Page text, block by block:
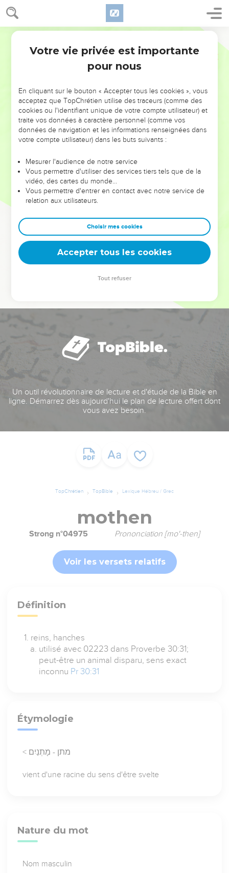
NE MANQUEZ PAS L’ÉVÉNEMENT
DE L’ANNÉE !
ET SI LEURS ERREURS POUVAIENT VOUS ÉVITER LES
VOTRES ?
leur foi ou leur vision. Mais on voit moins les doutes, les erreurs
et les saisons difficiles qu'ils ont traversés, alors même que ce
sont elles qui les ont façonnés.
Dans cette conférence, leaders, entrepreneurs, et responsables
clés pour avancer avec plus de sagesse afin que leurs erreurs
deviennent vos tremplins. Que vous guidiez un ministère, une
équipe, un groupe ou une famille, leur expérience est faite
Un outil révolutionnaire de lecture et d'étude de la Bible en
ligne. Démarrez dès aujourd'hui le plan de lecture offert dont
vous avez besoin.
TopChrétien TopBible Lexique Hébreu / Grec
mothen
Strong n°04975 Prononciation [mo'-then]
Voir les versets relatifs
Définition
reins, hanches
utilisé avec 02223 dans Proverbe 30:31;
peut-être un animal disparu, sens exact
inconnu Pr 30:31
Étymologie
< מתן - מָתְנַיִם
vient d'une racine du sens d'être svelte
Nature du mot
Nom masculin
Votre vie privée est importante
pour nous
En cliquant sur le bouton « Accepter tous les cookies », vous
acceptez que TopChrétien utilise des traceurs (comme des
cookies ou l'identifiant unique de votre compte utilisateur) et
traite vos données à caractère personnel (comme vos
données de navigation et les informations renseignées dans
votre compte utilisateur) dans les buts suivants :
Mesurer l'audience de notre service
Vous permettre d'utiliser des services tiers tels que de la
vidéo, des cartes du monde…
Vous permettre d'entrer en contact avec notre service de
relation aux utilisateurs.
Choisir mes cookies
Accepter tous les cookies
Tout refuser